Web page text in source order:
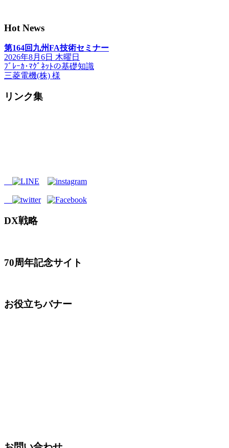
Hot News
第164回九州FA技術セミナー
2026年8月6日 木曜日
ﾌﾞﾚｰｶ･ﾏｸﾞﾈｯﾄの基礎知識
三菱電機(株) 様
リンク集
DX戦略
70周年記念サイト
お役立ちバナー